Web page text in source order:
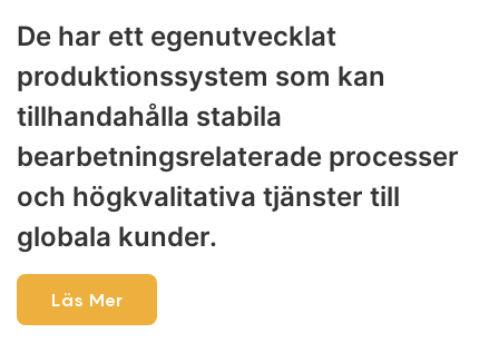
De har ett egenutvecklat
produktionssystem som kan
tillhandahålla stabila
bearbetningsrelaterade processer
och högkvalitativa tjänster till
globala kunder.
Läs Mer